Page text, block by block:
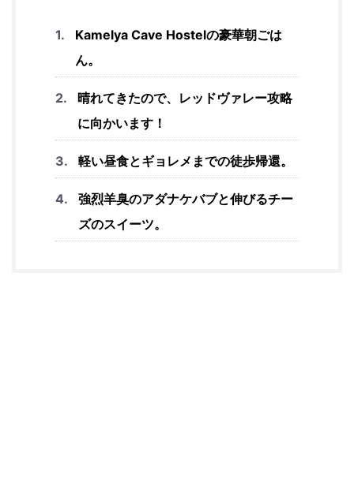
Kamelya Cave Hostelの豪華朝ごは
ん。
晴れてきたので、レッドヴァレー攻略
に向かいます！
軽い昼食とギョレメまでの徒歩帰還。
強烈羊臭のアダナケバブと伸びるチー
ズのスイーツ。